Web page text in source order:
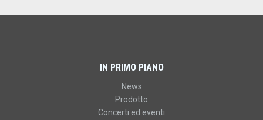
IN PRIMO PIANO
News
Prodotto
Concerti ed eventi